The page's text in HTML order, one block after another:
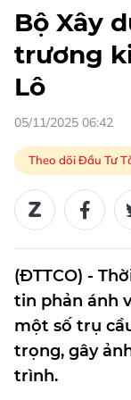
Bộ Xây
trương
Lô
05/11/2025 06:42
Theo dõi Đầu Tư
(ĐTTCO) -
tin phản ánh
một số trụ
trọng, gây
trình.